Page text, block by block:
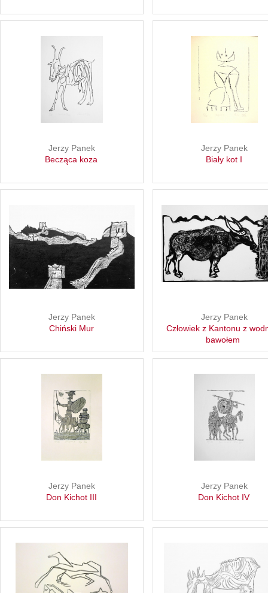
Jerzy Panek
Becząca koza
Jerzy Panek
Biały kot I
Jerzy Panek
Chiński Mur
Jerzy Panek
Człowiek z Kantonu z
bawołem
Jerzy Panek
Don Kichot III
Jerzy Panek
Don Kichot IV